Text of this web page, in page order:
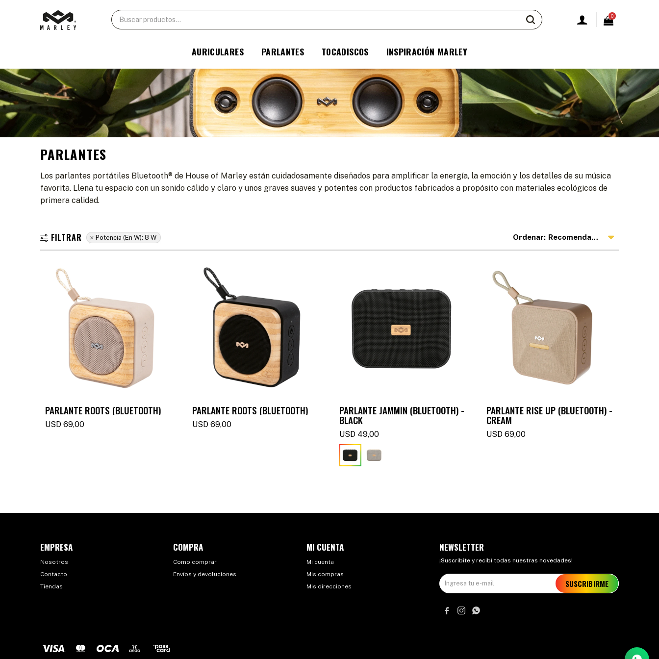
AURICULARES PARLANTES TOCADISCOS INSPIRACIÓN MARLEY
0
PARLANTES
Los parlantes portátiles Bluetooth® de House of Marley están cuidadosamente diseñados para amplificar la energía, la emoción y los detalles de su música
favorita. Llena tu espacio con un sonido cálido y claro y unos graves suaves y potentes con productos fabricados a propósito con materiales ecológicos de
primera calidad.
Potencia (en W): 8 W Recomendados
PARLANTE ROOTS (BLUETOOTH)
USD 69,00
PARLANTE ROOTS (BLUETOOTH)
USD 69,00
PARLANTE JAMMIN (BLUETOOTH) -
BLACK
USD 49,00
PARLANTE RISE UP (BLUETOOTH) -
CREAM
USD 69,00
EMPRESA
Nosotros
Contacto
Tiendas
COMPRA
Como comprar
Envíos y devoluciones
MI CUENTA
Mi cuenta
Mis compras
Mis direcciones
NEWSLETTER
¡Suscribite y recibí todas nuestras novedades!
SUSCRIBIRME
  